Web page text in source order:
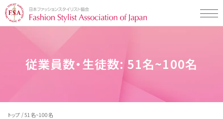
Styling Map（スタイリングマップ）とは
Styling Map（スタイリングマップ）とは
テストチェック・コミュニケーションタイプ
Styling Map検定・検定プログラムについて
Styling Map検定・検定プログラム
Styling Map活用事例一覧
従業員数・生徒数:51名~100名
トップ /51名~100名